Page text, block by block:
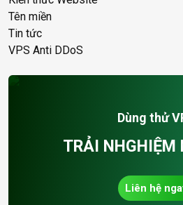
Tên miền
Tin tức
VPS Anti DDoS
Dùng thử
TRẢI NHGHIỆM
Liên hệ